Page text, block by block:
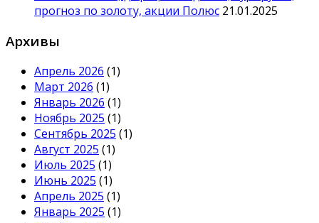
прогноз по золоту, акции Полюс 21.01.2025
Архивы
Апрель 2026 (1)
Март 2026 (1)
Январь 2026 (1)
Ноябрь 2025 (1)
Сентябрь 2025 (1)
Август 2025 (1)
Июль 2025 (1)
Июнь 2025 (1)
Апрель 2025 (1)
Январь 2025 (1)